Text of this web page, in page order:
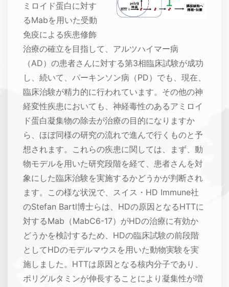
ミロイド蛋白に対す
るMabを用いた受動
免疫による疾患修飾
治療の確立を目指して、アルツハイマー病
（AD）の患者さんに対する第3相臨床試験が成功
し、続いて、パーキンソン病（PD）でも、現在、
臨床治験が精力的に行われています。その他の神
経変性疾患においても、神経毒性のあるアミロイ
ド蛋白凝集物の除去が治療の目的になりますか
ら、ほぼ同様の研究の流れで進んで行くものと予
想されます。これらの疾患に関しては、まず、動
物モデルを用いた研究段階を経て、患者さんを対
象にした臨床治験を実施するかどうかが判断され
ます。この様な状況で、スイス・HD Immune社
のStefan Bartl博士らは、HDの原因となるHTTに
対するMab（MabC6-17）がHDの治療に有効か
どうかを検討するため、HDの臨床試験の前段階
としてHDのモデルマウスを用いた動物実験を実
施しました。HTTは原因となる核内分子であり、
ポリグルタミンが伸長することにより凝集性が増